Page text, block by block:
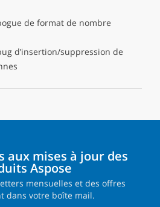
de format de nombre
d’insertion/suppression de
aux mises à jour des
Aspose
mensuelles et des offres
dans votre boîte mail.